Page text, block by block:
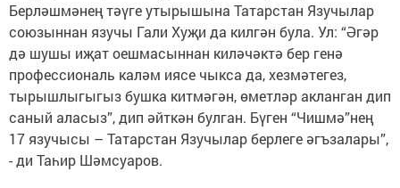
Берләшмәнең тәүге утырышына Татарстан Язучылар
союзыннан язучы Гали Хуҗи да килгән була. Ул: “Әгәр
дә шушы иҗат оешмасыннан киләчәктә бер генә
профессиональ каләм иясе чыкса да, хезмәтегез,
тырышлыгыгыз бушка китмәгән, өметләр акланган дип
саный аласыз”, дип әйткән булган. Бүген “Чишмә”нең
17 язучысы – Татарстан Язучылар берлеге әгъзалары”,
- ди Таһир Шәмсуаров.